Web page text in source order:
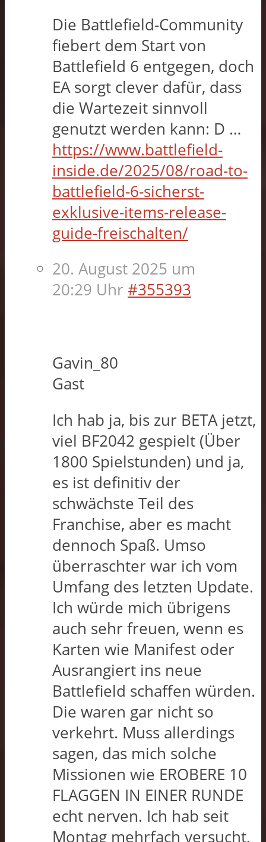
Die Battlefield-Community
fiebert dem Start von
Battlefield 6 entgegen, doch
EA sorgt clever dafür, dass
die Wartezeit sinnvoll
genutzt werden kann: D …
https://www.battlefield-
inside.de/2025/08/road-to-
battlefield-6-sicherst-
exklusive-items-release-
guide-freischalten/
20. August 2025 um
20:29 Uhr #355393
Gavin_80
Gast
Ich hab ja, bis zur BETA jetzt,
viel BF2042 gespielt (Über
1800 Spielstunden) und ja,
es ist definitiv der
schwächste Teil des
Franchise, aber es macht
dennoch Spaß. Umso
überraschter war ich vom
Umfang des letzten Update.
Ich würde mich übrigens
auch sehr freuen, wenn es
Karten wie Manifest oder
Ausrangiert ins neue
Battlefield schaffen würden.
Die waren gar nicht so
verkehrt. Muss allerdings
sagen, das mich solche
Missionen wie EROBERE 10
FLAGGEN IN EINER RUNDE
echt nerven. Ich hab seit
Montag mehrfach versucht,